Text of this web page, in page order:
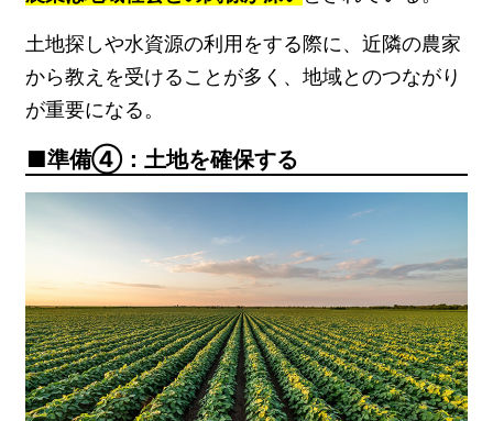
土地探しや水資源の利用をする際に、近隣の農家
から教えを受けることが多く、地域とのつながり
が重要になる。
準備④：土地を確保する